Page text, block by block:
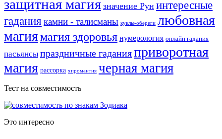
защитная магия значение Рун интересные
гадания камни - талисманы куклы-обереги любовная
магиямагия здоровья нумерология онлайн гадания
пасьянсы праздничные гаданияприворотная
магия рассорка хиромантия черная магия
Тест на совместимость
Это интересно